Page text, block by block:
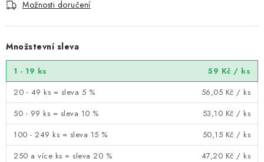
Možnosti doručení
Množstevní sleva
1 - 19 ks 59 Kč / ks
20 - 49 ks = sleva 5 %
56,05 Kč / ks
50 - 99 ks = sleva 10 %
53,10 Kč / ks
100 - 249 ks = sleva 15 %
50,15 Kč / ks
250 a více ks = sleva 20 %
47,20 Kč / ks